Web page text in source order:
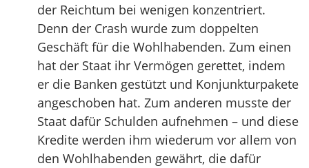
der Reichtum bei wenigen konzentriert.
Denn der Crash wurde zum doppelten
Geschäft für die Wohlhabenden. Zum einen
hat der Staat ihr Vermögen gerettet, indem
er die Banken gestützt und Konjunkturpakete
angeschoben hat. Zum anderen musste der
Staat dafür Schulden aufnehmen – und diese
Kredite werden ihm wiederum vor allem von
den Wohlhabenden gewährt, die dafür